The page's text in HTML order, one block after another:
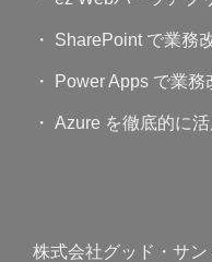
・ SharePoint で業務
・ Power Apps で業務
・ Azure を徹底的に活
株式会社グッド・サン